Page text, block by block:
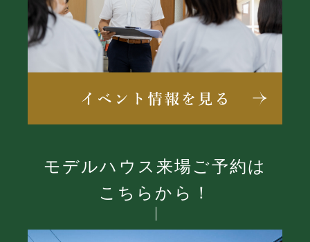
モデルハウス来場ご予約は
こちらから！